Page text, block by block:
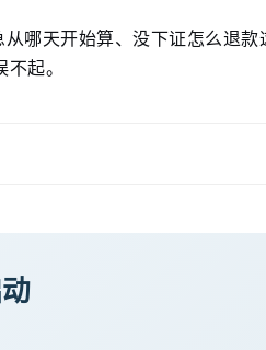
从哪天开始算、没下证怎么退款
起。